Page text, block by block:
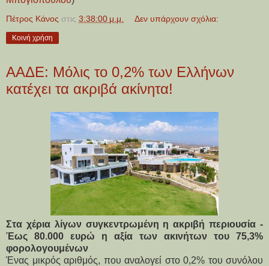
Πέτρος Κάνος στις 3:38:00 μ.μ. Δεν υπάρχουν σχόλια:
Κοινή χρήση
ΑΑΔΕ: Μόλις το 0,2% των Ελλήνων
κατέχει τα ακριβά ακίνητα!
Στα χέρια λίγων συγκεντρωμένη η ακριβή περιουσία -
Έως 80.000 ευρώ η αξία των ακινήτων του 75,3%
φορολογουμένων
Ένας μικρός αριθμός, που αναλογεί στο 0,2% του συνόλου